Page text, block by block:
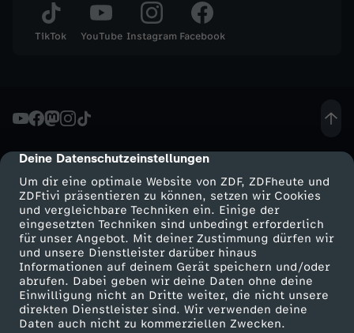
cmp-dialog-description
Deine Datenschutzeinstellungen
Um dir eine optimale Website von ZDF, ZDFheute und
ZDFtivi präsentieren zu können, setzen wir Cookies
und vergleichbare Techniken ein. Einige der
eingesetzten Techniken sind unbedingt erforderlich
für unser Angebot. Mit deiner Zustimmung dürfen wir
und unsere Dienstleister darüber hinaus
Informationen auf deinem Gerät speichern und/oder
abrufen. Dabei geben wir deine Daten ohne deine
Einwilligung nicht an Dritte weiter, die nicht unsere
direkten Dienstleister sind. Wir verwenden deine
Daten auch nicht zu kommerziellen Zwecken.
TikTok YouTube Instagram Facebook
Mehr ZDF
ZDF-Apps
Smart TV
ZDFtext
Service
ZDFmitreden
Kontakt zum ZDF
Tickets